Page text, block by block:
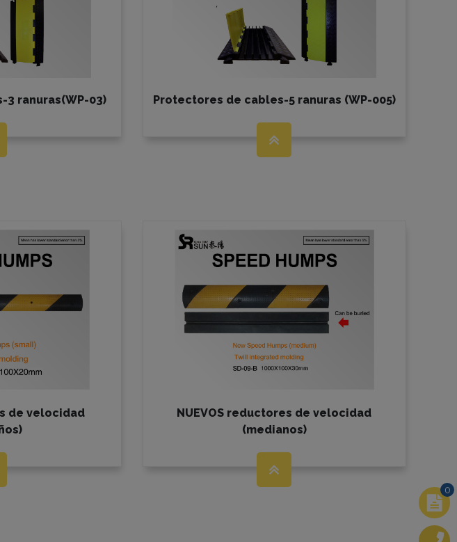
ranuras(WP-03) Protectores de cables-5 ranuras (WP-005)
de velocidad
NUEVOS reductores de velocidad
(medianos)
0